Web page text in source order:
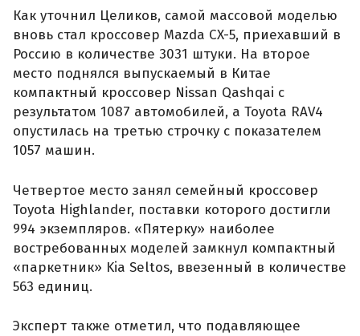
Как уточнил Целиков, самой массовой моделью
вновь стал кроссовер Mazda CX-5, приехавший в
Россию в количестве 3031 штуки. На второе
место поднялся выпускаемый в Китае
компактный кроссовер Nissan Qashqai с
результатом 1087 автомобилей, а Toyota RAV4
опустилась на третью строчку с показателем
1057 машин.
Четвертое место занял семейный кроссовер
Toyota Highlander, поставки которого достигли
994 экземпляров. «Пятерку» наиболее
востребованных моделей замкнул компактный
«паркетник» Kia Seltos, ввезенный в количестве
563 единиц.
Эксперт также отметил, что подавляющее